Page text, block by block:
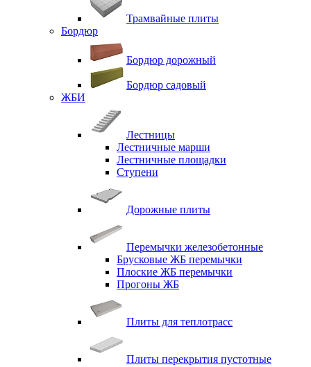
Трамвайные плиты
Бордюр
Бордюр дорожный
Бордюр садовый
ЖБИ
Лестницы
Лестничные марши
Лестничные площадки
Ступени
Дорожные плиты
Перемычки железобетонные
Брусковые ЖБ перемычки
Плоские ЖБ перемычки
Прогоны ЖБ
Плиты для теплотрасс
Плиты перекрытия пустотные